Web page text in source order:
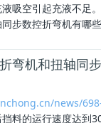
吸空引起充液不足
步数控折弯机有哪
弯机和扭轴同
news/
挡料的运行速度达